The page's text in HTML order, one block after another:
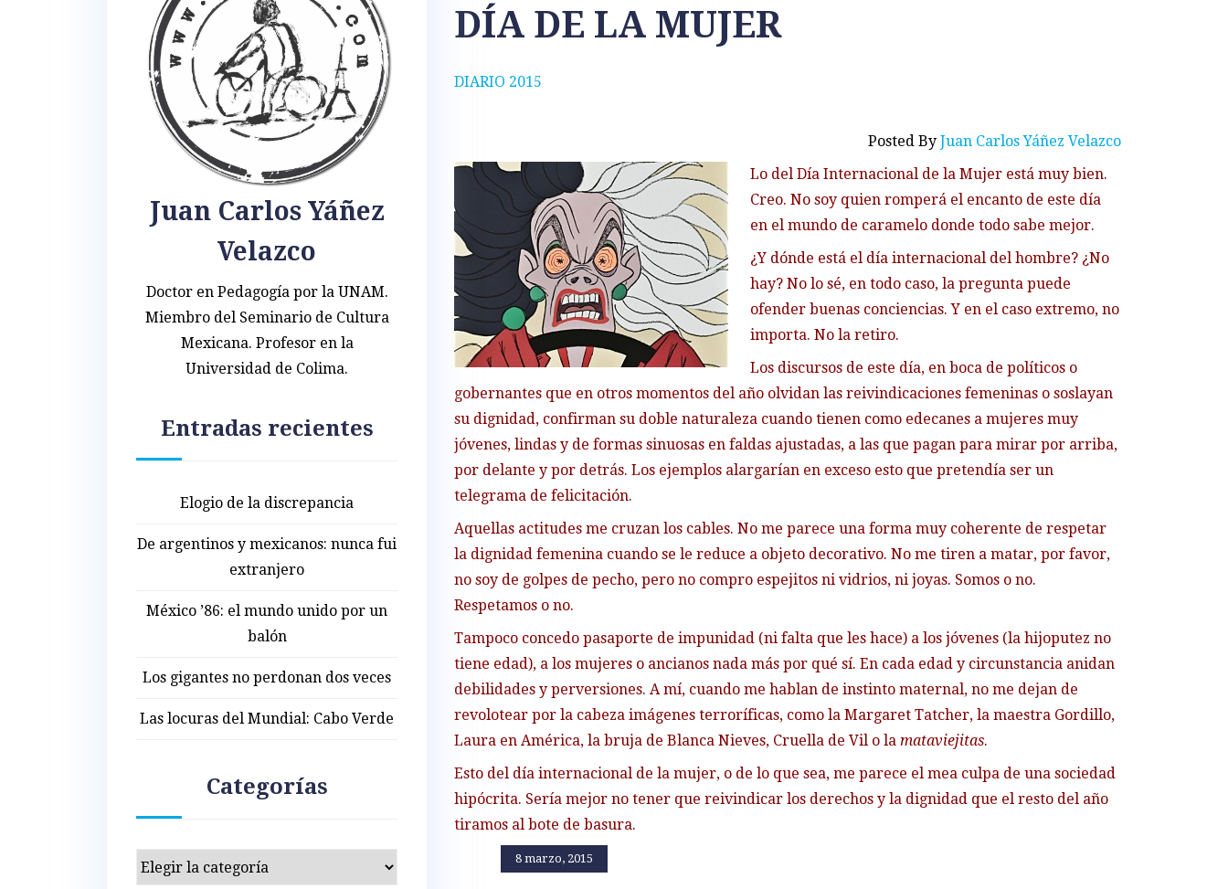
DIARIO 2015
DÍA DE LA MUJER
8 marzo, 2015
Posted By Juan Carlos Yáñez Velazco
Lo del Día Internacional de la Mujer está muy bien.
Creo. No soy quien romperá el encanto de este día
en el mundo de caramelo donde todo sabe mejor.
¿Y dónde está el día internacional del hombre? ¿No
hay? No lo sé, en todo caso, la pregunta puede
ofender buenas conciencias. Y en el caso extremo, no
importa. No la retiro.
Los discursos de este día, en boca de políticos o
gobernantes que en otros momentos del año olvidan las reivindicaciones femeninas o soslayan
su dignidad, confirman su doble naturaleza cuando tienen como edecanes a mujeres muy
jóvenes, lindas y de formas sinuosas en faldas ajustadas, a las que pagan para mirar por arriba,
por delante y por detrás. Los ejemplos alargarían en exceso esto que pretendía ser un
telegrama de felicitación.
Aquellas actitudes me cruzan los cables. No me parece una forma muy coherente de respetar
la dignidad femenina cuando se le reduce a objeto decorativo. No me tiren a matar, por favor,
no soy de golpes de pecho, pero no compro espejitos ni vidrios, ni joyas. Somos o no.
Respetamos o no.
Tampoco concedo pasaporte de impunidad (ni falta que les hace) a los jóvenes (la hijoputez no
tiene edad), a los mujeres o ancianos nada más por qué sí. En cada edad y circunstancia anidan
debilidades y perversiones. A mí, cuando me hablan de instinto maternal, no me dejan de
revolotear por la cabeza imágenes terroríficas, como la Margaret Tatcher, la maestra Gordillo,
Laura en América, la bruja de Blanca Nieves, Cruella de Vil o la mataviejitas.
Esto del día internacional de la mujer, o de lo que sea, me parece el mea culpa de una sociedad
hipócrita. Sería mejor no tener que reivindicar los derechos y la dignidad que el resto del año
tiramos al bote de basura.
Juan Carlos Yáñez
Velazco
Doctor en Pedagogía por la UNAM.
Miembro del Seminario de Cultura
Mexicana. Profesor en la
Universidad de Colima.
Entradas recientes
Elogio de la discrepancia
De argentinos y mexicanos: nunca fui
extranjero
México ’86: el mundo unido por un
balón
Los gigantes no perdonan dos veces
Las locuras del Mundial: Cabo Verde
Categorías
Categorías